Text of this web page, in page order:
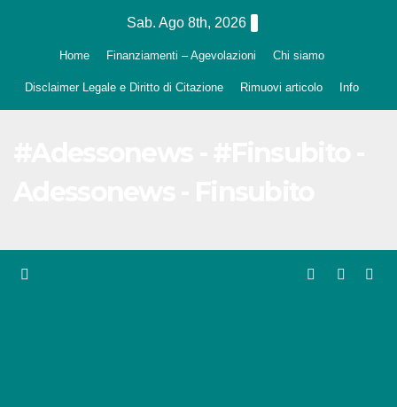
Sab. Ago 8th, 2026
Home Finanziamenti – Agevolazioni Chi siamo
Disclaimer Legale e Diritto di Citazione Rimuovi articolo Info